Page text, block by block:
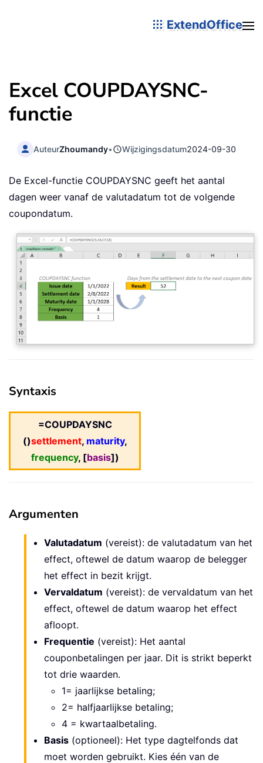
ExtendOffice
Excel COUPDAYSNC-
functie
AuteurZhoumandy• Wijzigingsdatum2024-09-30
De Excel-functie COUPDAYSNC geeft het aantal
dagen weer vanaf de valutadatum tot de volgende
coupondatum.
Syntaxis
=COUPDAYSNC
()settlement, maturity,
frequency, [basis])
Argumenten
Valutadatum (vereist): de valutadatum van het
effect, oftewel de datum waarop de belegger
het effect in bezit krijgt.
Vervaldatum (vereist): de vervaldatum van het
effect, oftewel de datum waarop het effect
afloopt.
Frequentie (vereist): Het aantal
couponbetalingen per jaar. Dit is strikt beperkt
tot drie waarden.
1= jaarlijkse betaling;
2= halfjaarlijkse betaling;
4 = kwartaalbetaling.
Basis (optioneel): Het type dagtelfonds dat
moet worden gebruikt. Kies één van de